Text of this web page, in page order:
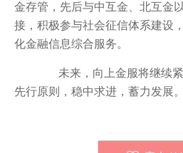
金存管，先后与中互金、北互金
接，积极参与社会征信体系建设
化金融信息综合服务。
未来，向上金服将继续紧
先行原则，稳中求进，蓄力发展。